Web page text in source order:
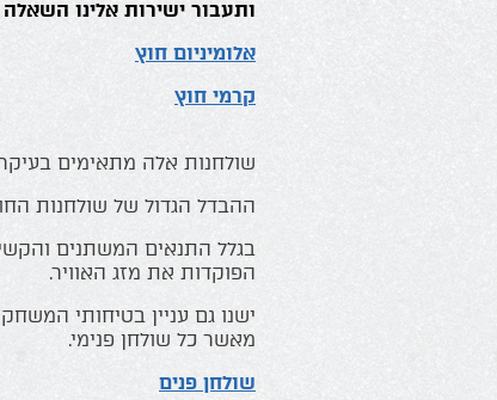
ותעבור ישירות אלינו השאלה
אלומיניום חוץ
קרמי חוץ
שולחנות אלה מתאימים בעיקר
ההבדל הגדול של שולחנות
בגלל התנאים המשתנים
הפוקדות את מזג האוויר.
ישנו גם עניין בטיחותי
מאשר כל שולחן פנימי.
שולחן פנים